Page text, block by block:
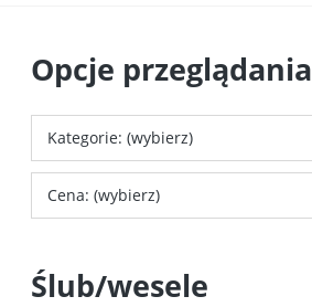
Opcje przeglądania
Kategorie: (wybierz)
Cena: (wybierz)
Ślub/wesele